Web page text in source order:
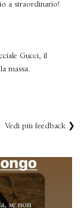
a straordinario!
Gucci, il
massa.
Vedi più feedback ❯